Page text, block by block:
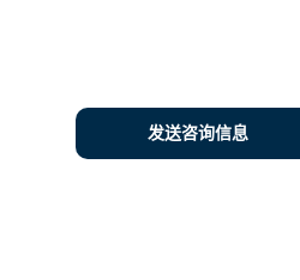
发送咨询信息